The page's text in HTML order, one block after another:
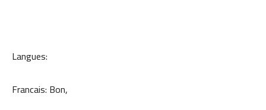
Langues:
Francais: Bon,